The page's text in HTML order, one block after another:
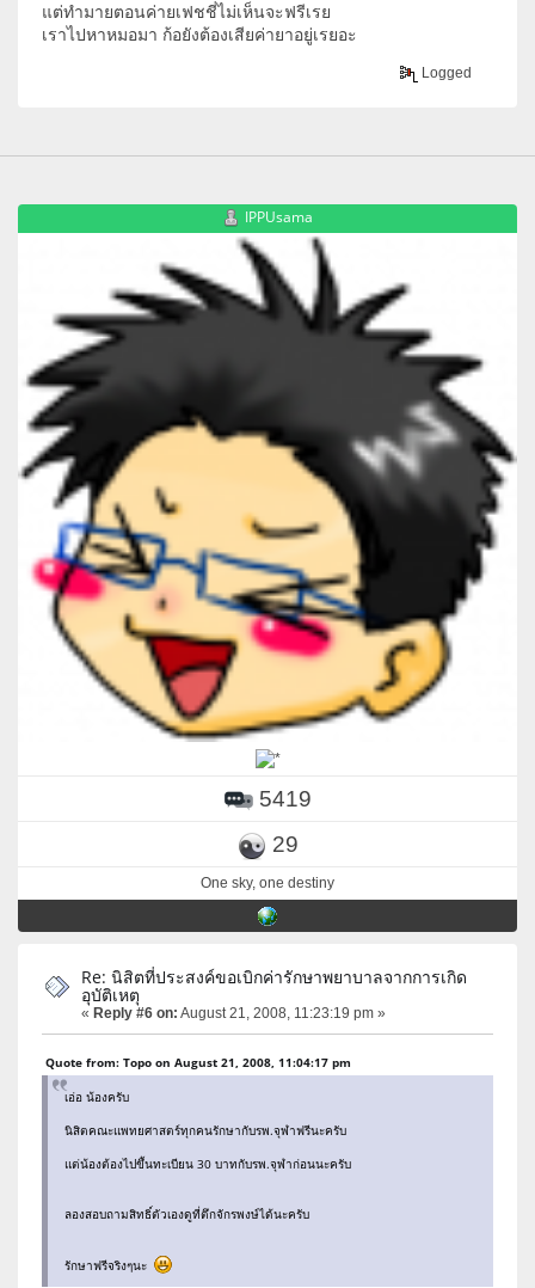
แต่ทำมายตอนค่ายเฟชชี่ไม่เห็นจะฟรีเรย
เราไปหาหมอมา ก้อยังต้องเสียค่ายาอยู่เรยอะ
Logged
IPPUsama
5419
29
One sky, one destiny
Re: นิสิตที่ประสงค์ขอเบิกค่ารักษาพยาบาลจากการเกิด
อุบัติเหตุ
« Reply #6 on: August 21, 2008, 11:23:19 pm »
Quote from: Topo on August 21, 2008, 11:04:17 pm
เอ่อ น้องครับ
นิสิตคณะแพทยศาสตร์ทุกคนรักษากับรพ.จุฬาฟรีนะครับ
แต่น้องต้องไปขึ้นทะเบียน 30 บาทกับรพ.จุฬาก่อนนะครับ
ลองสอบถามสิทธิ์ตัวเองดูที่ตึกจักรพงษ์ได้นะครับ
รักษาฟรีจริงๆนะ